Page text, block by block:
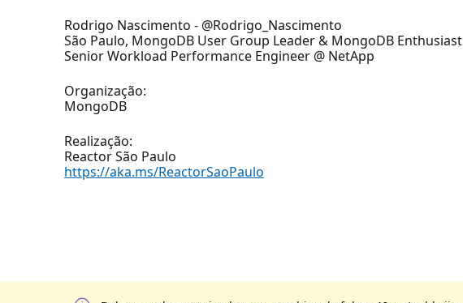
Rodrigo Nascimento - @Rodrigo_Nascimento
São Paulo, MongoDB User Group Leader & MongoDB Enthusiast
Senior Workload Performance Engineer @ NetApp
Organização:
MongoDB
Realização:
Reactor São Paulo
https://aka.ms/ReactorSaoPaulo